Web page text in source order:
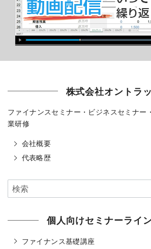
株式会社オントラ
ファイナンスセミナー・ビジネスセミナー
業研修
会社概要
代表略歴
個人向けセミナーライ
ファイナンス基礎講座